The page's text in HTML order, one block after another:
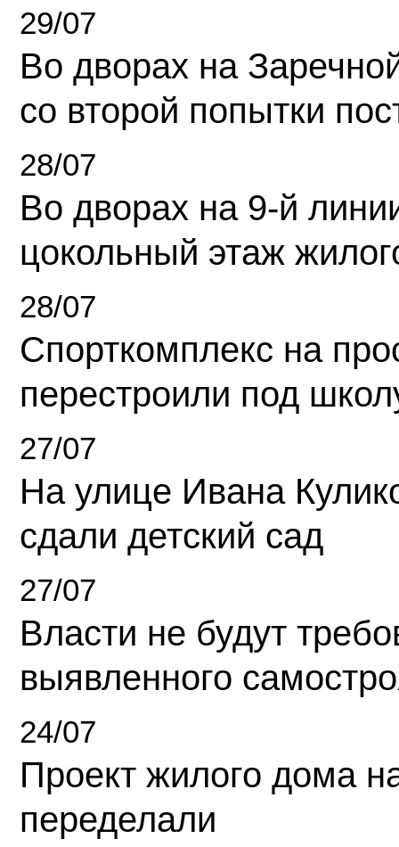
29/07
Во дворах на
со второй попытки
28/07
Во дворах на 9-й
цокольный этаж
28/07
Спорткомплекс на
перестроили под
27/07
На улице Ивана
сдали детский сад
27/07
Власти не будут
выявленного
24/07
Проект жилого дома
переделали